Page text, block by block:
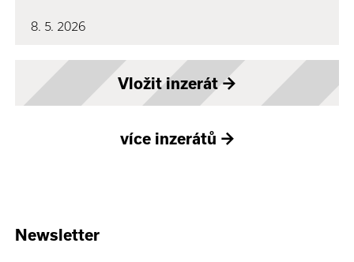
8. 5. 2026
Vložit inzerát→
více inzerátů →
Newsletter